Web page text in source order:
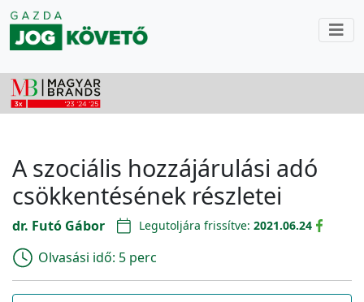
A szociális hozzájárulási adó
csökkentésének részletei
dr. Futó Gábor Legutoljára frissítve: 2021.06.24
Olvasási idő: 5 perc